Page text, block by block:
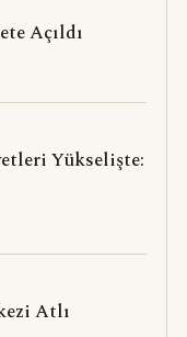
Açıldı
Yükselişte:
Atlı